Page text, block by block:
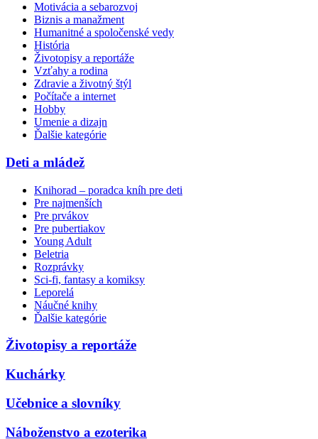
Motivácia a sebarozvoj
Biznis a manažment
Humanitné a spoločenské vedy
História
Životopisy a reportáže
Vzťahy a rodina
Zdravie a životný štýl
Počítače a internet
Hobby
Umenie a dizajn
Ďalšie kategórie
Deti a mládež
Knihorad – poradca kníh pre deti
Pre najmenších
Pre prvákov
Pre pubertiakov
Young Adult
Beletria
Rozprávky
Sci-fi, fantasy a komiksy
Leporelá
Náučné knihy
Ďalšie kategórie
Životopisy a reportáže
Kuchárky
Učebnice a slovníky
Náboženstvo a ezoterika